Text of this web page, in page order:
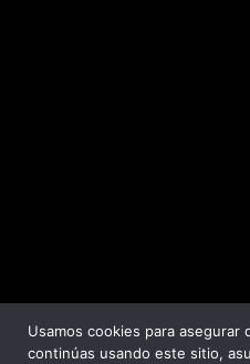
Usamos cookies para
continúas usando este sitio,